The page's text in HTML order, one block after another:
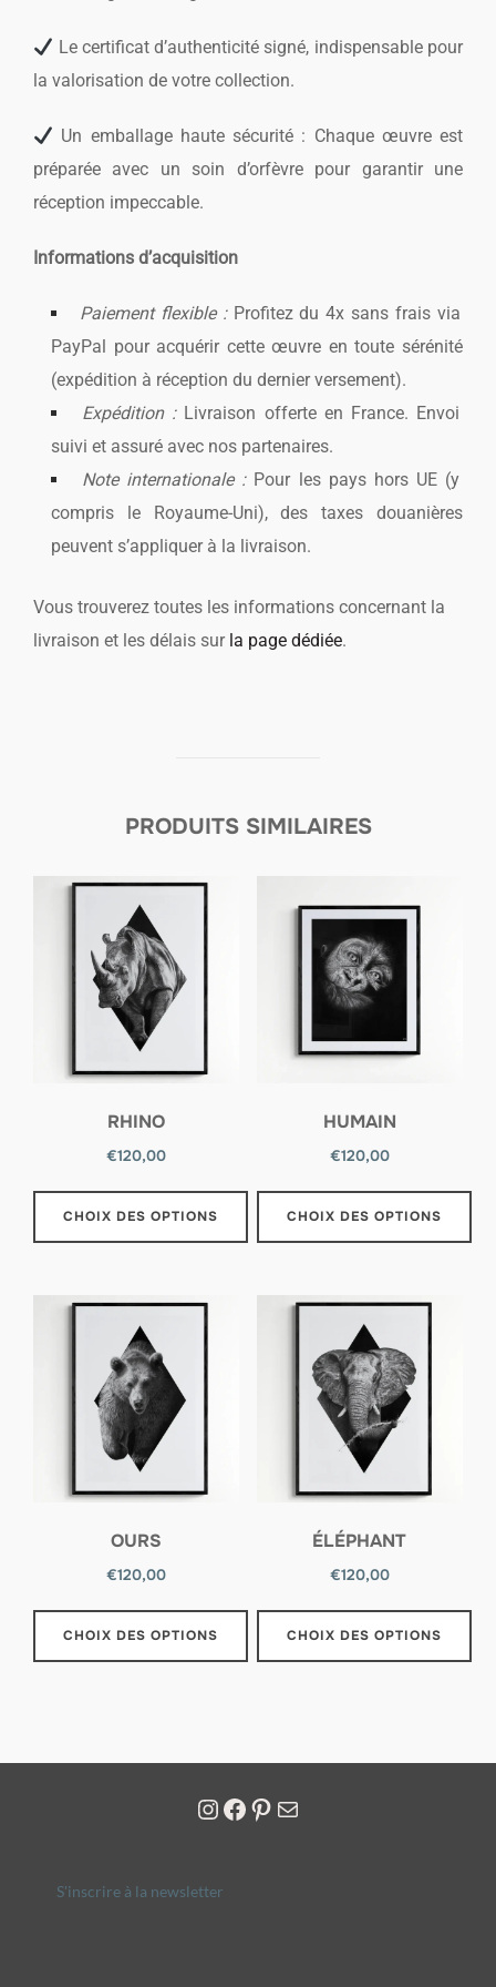
Le certificat d’authenticité signé, indispensable pour
la valorisation de votre collection.
Un emballage haute sécurité : Chaque œuvre est
préparée avec un soin d’orfèvre pour garantir une
réception impeccable.
Informations d’acquisition
Paiement flexible :Profitez du 4x sans frais via
PayPal pour acquérir cette œuvre en toute sérénité
(expédition à réception du dernier versement).
Expédition :Livraison offerte en France. Envoi
suivi et assuré avec nos partenaires.
Note internationale :Pour les pays hors UE (y
compris le Royaume-Uni), des taxes douanières
peuvent s’appliquer à la livraison.
Vous trouverez toutes les informations concernant la
livraison et les délais sur la page dédiée.
PRODUITS SIMILAIRES
RHINO
€120,00
CHOIX DES OPTIONS
HUMAIN
€120,00
CHOIX DES OPTIONS
OURS
€120,00
CHOIX DES OPTIONS
ÉLÉPHANT
€120,00
CHOIX DES OPTIONS
S'inscrire à la newsletter